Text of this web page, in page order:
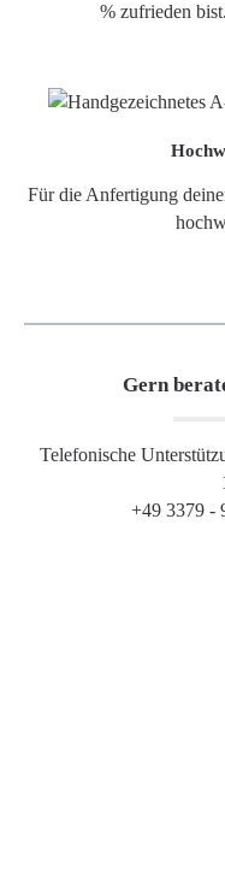
% zufrieden
Für die Anfertigung
Gern
Telefonische
+49 3379 -